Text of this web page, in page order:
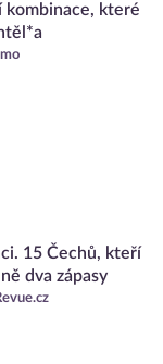
kombinace, které
15 Čechů, kteří
dva zápasy